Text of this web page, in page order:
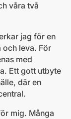
våra två
jag för en
och leva. För
med
Ett gott utbyte
där en
mig. Många